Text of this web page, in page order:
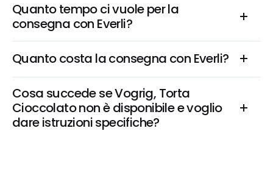
Quanto tempo ci vuole per la
consegna con Everli?
Quanto costa la consegna con Everli?
Cosa succede se Vogrig, Torta
Cioccolato non è disponibile e voglio
dare istruzioni specifiche?